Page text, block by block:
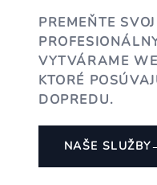
PREMEŇTE
VYTVÁRAME
KTORÉ
DOPREDU.
NAŠE SLUŽBY